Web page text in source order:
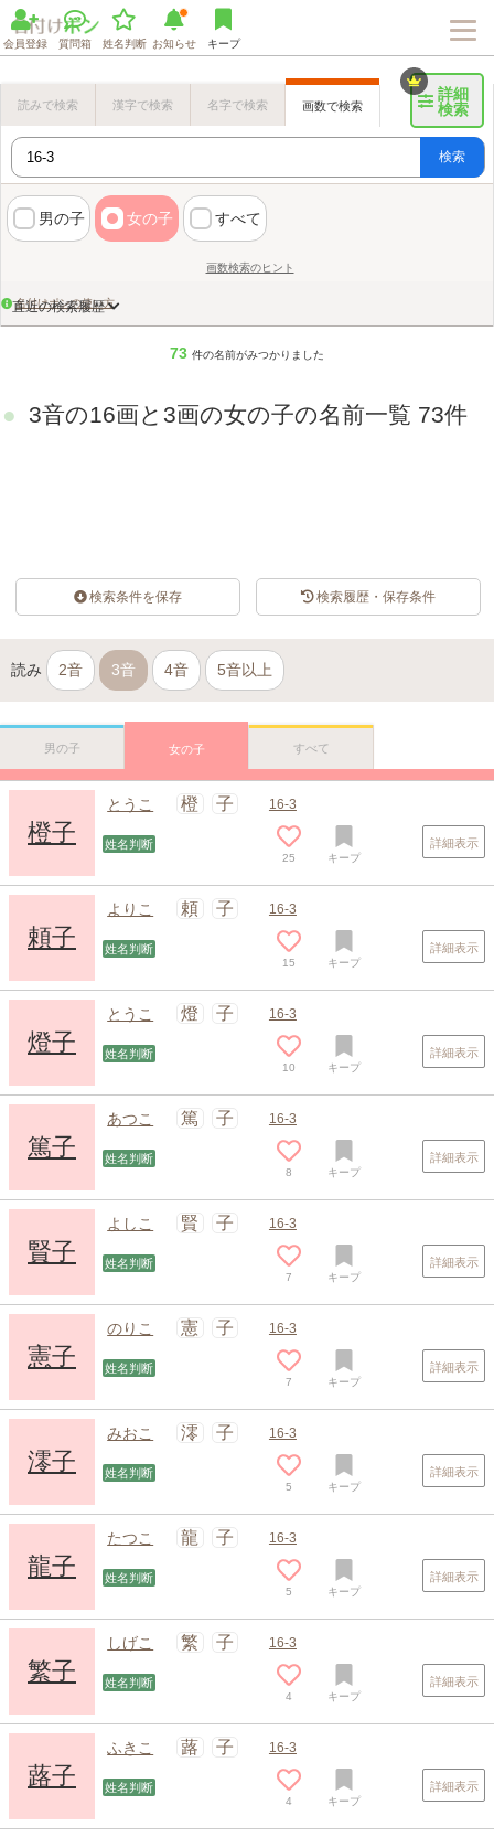
会員登録 質問箱 姓名判断 お知らせ キープ
詳細
検索
読みで検索 漢字で検索 名字で検索 画数で検索
検索
男の子 女の子 すべて
画数検索のヒント
名付けポンの使い方
直近の検索履歴
73 件の名前がみつかりました
3音の16画と3画の女の子の名前一覧 73件
検索条件を保存 検索履歴・保存条件
読み 2音 3音 4音 5音以上
男の子 女の子 すべて
橙子
とうこ 橙 子 16-3
姓名判断
25 キープ
詳細表示
頼子
よりこ 頼 子 16-3
姓名判断
15 キープ
詳細表示
燈子
とうこ 燈 子 16-3
姓名判断
10 キープ
詳細表示
篤子
あつこ 篤 子 16-3
姓名判断
8 キープ
詳細表示
賢子
よしこ 賢 子 16-3
姓名判断
7 キープ
詳細表示
憲子
のりこ 憲 子 16-3
姓名判断
7 キープ
詳細表示
澪子
みおこ 澪 子 16-3
姓名判断
5 キープ
詳細表示
龍子
たつこ 龍 子 16-3
姓名判断
5 キープ
詳細表示
繁子
しげこ 繁 子 16-3
姓名判断
4 キープ
詳細表示
蕗子
ふきこ 蕗 子 16-3
姓名判断
4 キープ
詳細表示